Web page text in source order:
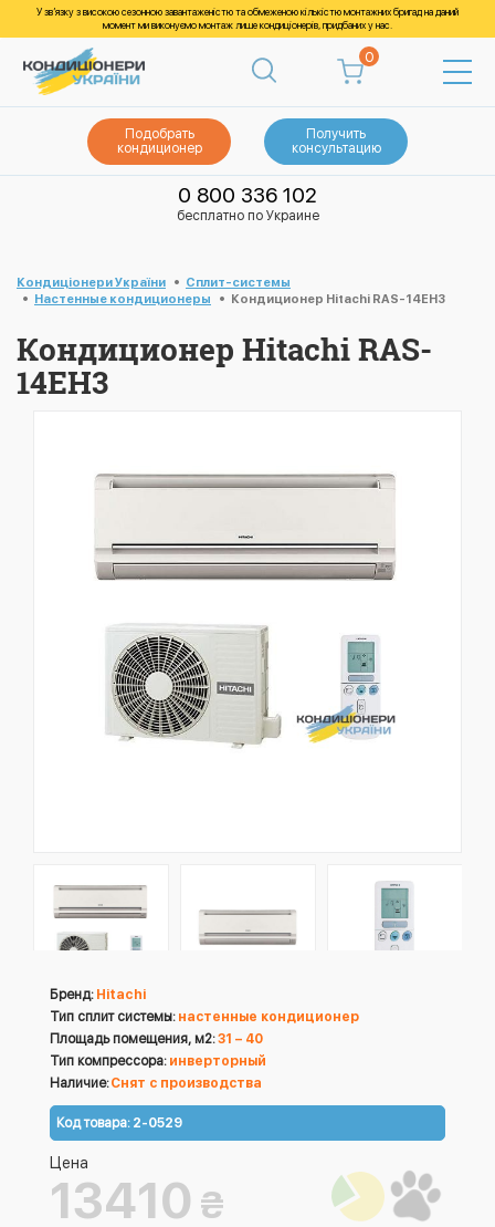
У зв’язку з високою сезонною завантаженістю та обмеженою кількістю монтажних бригад на даний
момент ми виконуємо монтаж лише кондиціонерів, придбаних у нас.
0
Подобрать
кондиционер
Получить
консультацию
0 800 336 102
бесплатно по Украине
Кондиціонери України
Cплит-системы
Настенные кондиционеры
Кондиционер Hitachi RAS-14EH3
Кондиционер Hitachi RAS-
14EH3
Бренд: Hitachi
Тип сплит системы: настенные кондиционер
Площадь помещения, м2:31 – 40
Тип компрессора: инверторный
Наличие:Снят с производства
Код товара: 2-0529
Цена
13410 ₴